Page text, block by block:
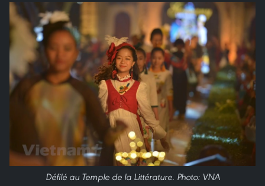
Défilé au Temple de la Littérature. Photo: VNA